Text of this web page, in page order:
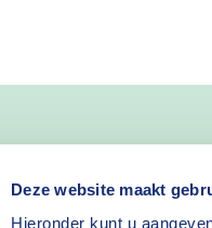
Deze website maakt
Hieronder kunt uvan